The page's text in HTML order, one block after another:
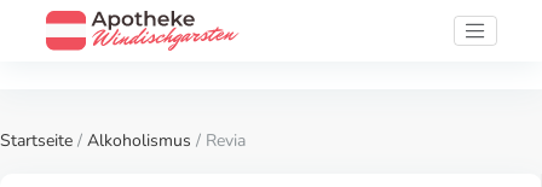
Startseite / Alkoholismus / Revia